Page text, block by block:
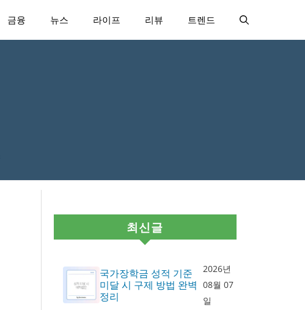
금융 뉴스 라이프 리뷰 트렌드
최신글
국가장학금 성적 기준
미달 시 구제 방법 완벽
정리
2026년
08월 07
일